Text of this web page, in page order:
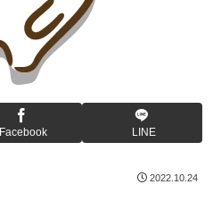
Facebook LINE
2022.10.24